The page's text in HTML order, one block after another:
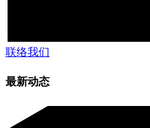
联络我们
最新动态